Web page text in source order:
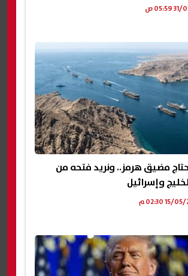
مضيق هرمز.. ونريد فتحه من
وإسرائيل